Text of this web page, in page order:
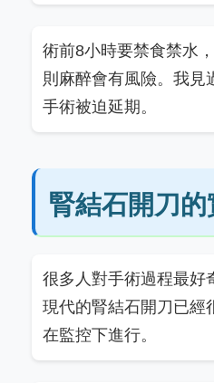
術前8小時要禁食禁水
則麻醉會有風險。我見
手術被迫延期。
腎結石開刀
很多人對手術過程最好
現代的腎結石開刀已經
在監控下進行。